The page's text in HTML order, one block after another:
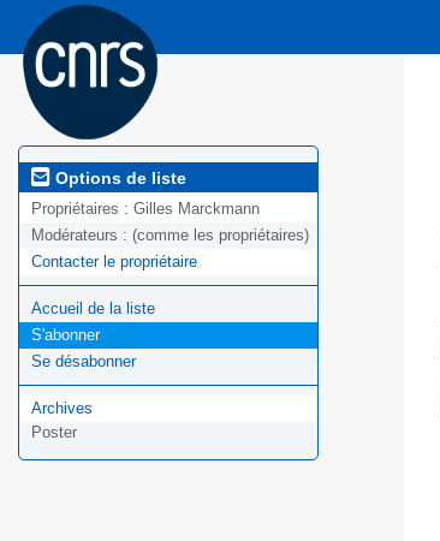
Options de liste
Propriétaires : Gilles Marckmann
Modérateurs : (comme les propriétaires)
Contacter le propriétaire
Accueil de la liste
S'abonner
Se désabonner
Archives
Poster